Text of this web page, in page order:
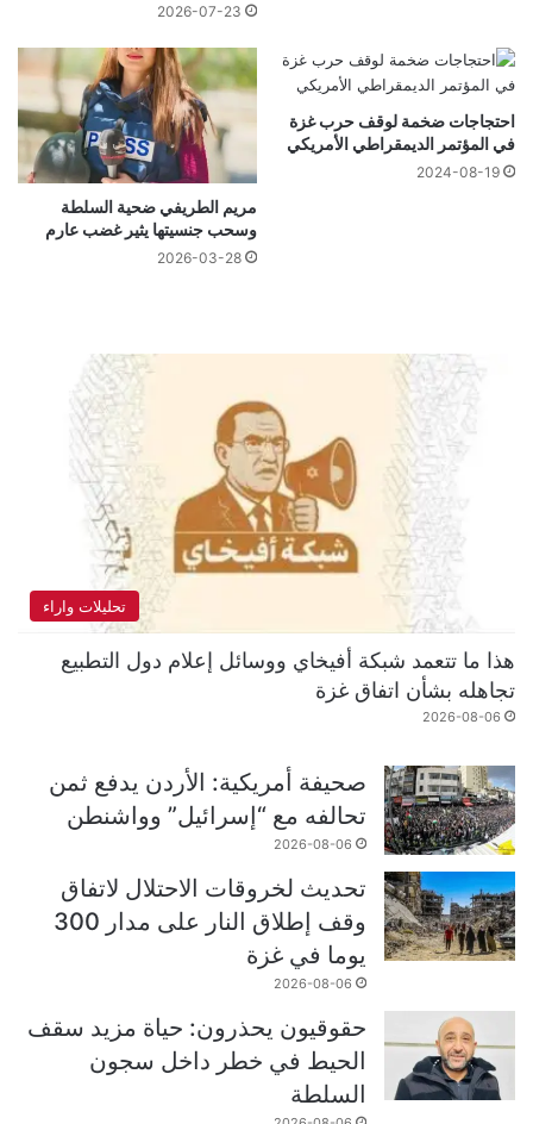
2026-07-23
احتجاجات ضخمة لوقف حرب غزة
في المؤتمر الديمقراطي الأمريكي
2024-08-19
مريم الطريفي ضحية السلطة
وسحب جنسيتها يثير غضب عارم
2026-03-28
تحليلات واراء
هذا ما تتعمد شبكة أفيخاي ووسائل إعلام دول التطبيع
تجاهله بشأن اتفاق غزة
2026-08-06
صحيفة أمريكية: الأردن يدفع ثمن
تحالفه مع “إسرائيل” وواشنطن
2026-08-06
تحديث لخروقات الاحتلال لاتفاق
وقف إطلاق النار على مدار 300
يوما في غزة
2026-08-06
حقوقيون يحذرون: حياة مزيد سقف
الحيط في خطر داخل سجون
السلطة